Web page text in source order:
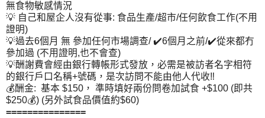
無食物敏感情況
💡 自己和屋企人沒有從事: 食品生產/超市/任何飲食工作(不用
證明)
💡過去6個月 無 參加任何市場調查/ ✔️6個月之前/✔️從來都冇
參加過 (不用證明,也不會查)
💡酬謝費會經由銀行轉帳形式發放，必需是被訪者名字相符
的銀行戶口名稱+號碼，是次訪問不能由他人代收‼️
💰酬金: 基本 $150， 準時填好兩份問卷加試食 +$100 (即共
$250💰) (另外試食品價值約$60)
===============